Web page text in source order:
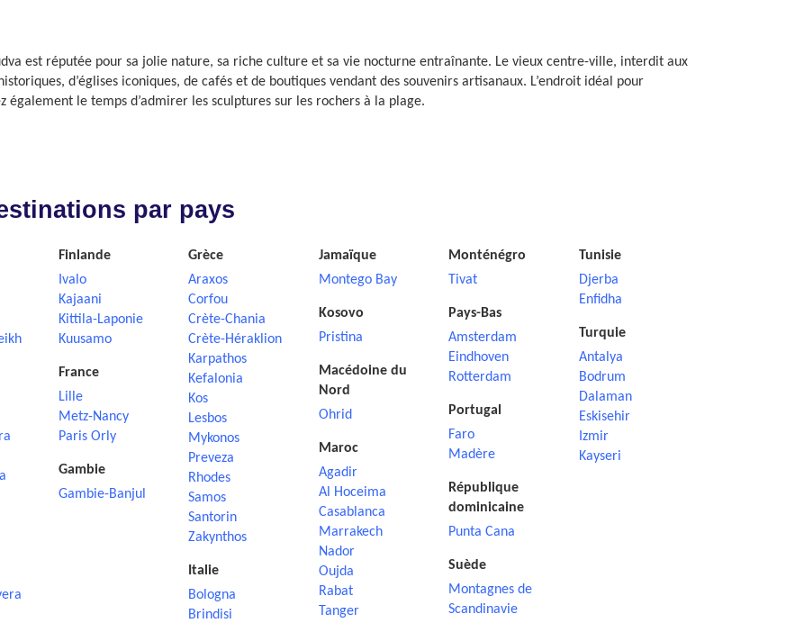
est réputée pour sa jolie nature, sa riche culture et sa vie nocturne entraînante. Le vieux centre-ville, interdit aux
d’églises iconiques, de cafés et de boutiques vendant des souvenirs artisanaux. L’endroit idéal pour
également le temps d’admirer les sculptures sur les rochers à la plage.
par pays
Finlande
Ivalo
Kajaani
Kittila-Laponie
Kuusamo
France
Lille
Metz-Nancy
Paris Orly
Gambie
Gambie-Banjul
Grèce
Araxos
Corfou
Crète-Chania
Crète-Héraklion
Karpathos
Kefalonia
Kos
Lesbos
Mykonos
Preveza
Rhodes
Samos
Santorin
Zakynthos
Italie
Bologna
Brindisi
Jamaïque
Montego Bay
Kosovo
Pristina
Macédoine du
Nord
Ohrid
Maroc
Agadir
Al Hoceima
Casablanca
Marrakech
Nador
Oujda
Rabat
Tanger
Monténégro
Tivat
Pays-Bas
Amsterdam
Eindhoven
Rotterdam
Portugal
Faro
Madère
République
dominicaine
Punta Cana
Suède
Montagnes de
Scandinavie
Tunisie
Djerba
Enfidha
Turquie
Antalya
Bodrum
Dalaman
Eskisehir
Izmir
Kayseri